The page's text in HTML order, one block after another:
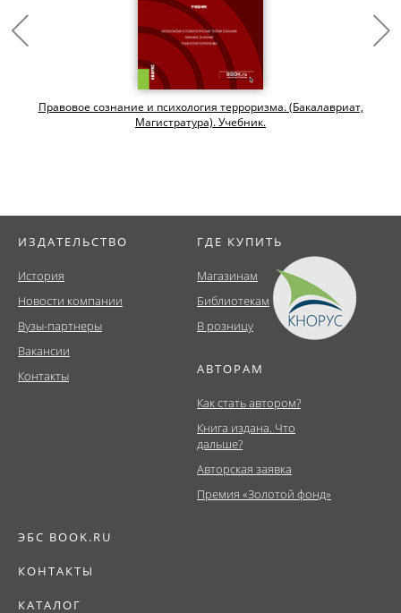
Правовое сознание и психология терроризма. (Бакалавриат,
Магистратура). Учебник.
ИЗДАТЕЛЬСТВО
История
Новости компании
Вузы-партнеры
Вакансии
Контакты
ГДЕ КУПИТЬ
Магазинам
Библиотекам
В розницу
АВТОРАМ
Как стать автором?
Книга издана. Что
дальше?
Авторская заявка
Премия «Золотой фонд»
ЭБС BOOK.RU
КОНТАКТЫ
КАТАЛОГ